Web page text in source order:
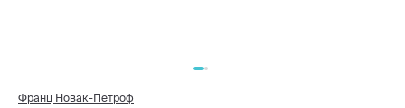
Франц Новак-Петроф